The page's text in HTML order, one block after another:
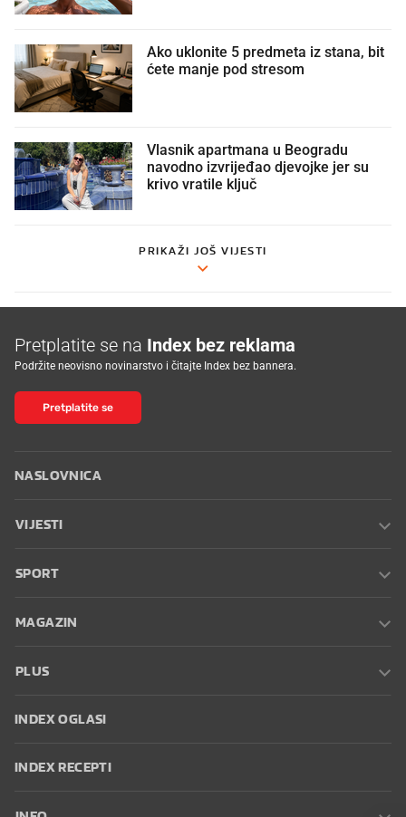
Ako uklonite 5 predmeta iz stana, bit
ćete manje pod stresom
Vlasnik apartmana u Beogradu
navodno izvrijeđao djevojke jer su
krivo vratile ključ
PRIKAŽI JOŠ VIJESTI
Pretplatite se na Index bez reklama
Podržite neovisno novinarstvo i čitajte Index bez bannera.
Pretplatite se
NASLOVNICA
VIJESTI
SPORT
MAGAZIN
PLUS
INDEX OGLASI
INDEX RECEPTI